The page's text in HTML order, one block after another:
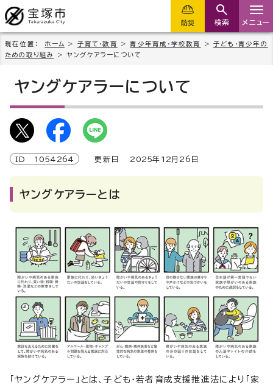
防災 検索 メニュー
現在位置： ホーム > 子育て・教育 >青少年育成・学校教育 >子ども・青少年の
ための取り組み
> ヤングケアラーについて
ヤングケアラーについて
ID 1054264 更新日 2025年 12 月 26 日
ヤングケアラーとは
「ヤングケアラー」とは、子ども・若者育成支援推進法により「家